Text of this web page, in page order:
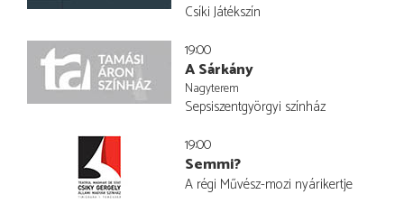
Csíki Játékszín
19:00
A Sárkány
Nagyterem
Sepsiszentgyörgyi színház
19:00
Semmi?
A régi Művész-mozi nyárikertje